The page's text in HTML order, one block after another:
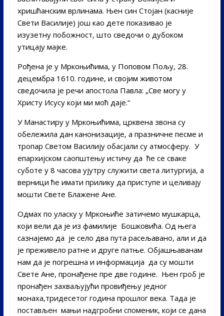
хришћанским врлинама. Њен син Стојан (касније
Свети Василије) још као дете показивао је
изузетну побожност, што сведочи о дубоком
утицају мајке.
Рођена је у Мркоњићима, у Поповом Пољу, 28.
децембра 1610. године, и својим животом
сведочила је речи апостола Павла: „Све могу у
Христу Исусу који ми моћ даје.“
У Манастиру у Мркоњићима, црквена звона су
обележила дан канонизације, а празничне песме и
тропар Светом Василију обасјали су атмосферу. У
епархијском саопштењу истичу да ће се сваке
суботе у 8 часова ујутру служити света литургија, а
верници ће имати прилику да приступе и целивају
мошти Свете Блажене Ане.
Одмах по уласку у Мркоњиће затичемо мушкарца,
који вели да је из фамилије Бошковића. Од њега
сазнајемо да је село два пута расељавано, али и да
је преживело ратне и друге патње. Објашњаванам
нам да је погрешна и информација да су мошти
Свете Ане, пронађене пре две године. Њен гроб је
пронађен захваљујући провиђењу једног
монаха,тридесетог година прошлог века. Тада је
постављен мањи надгробни споменик, који се дана